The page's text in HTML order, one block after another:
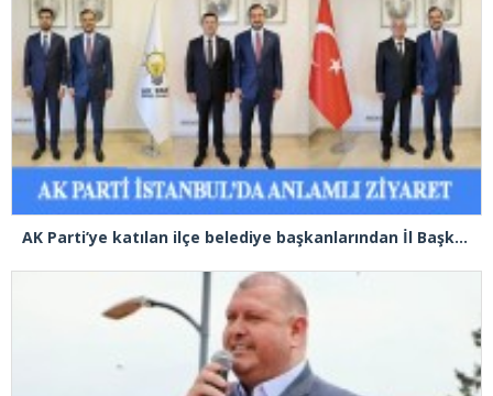
AK Parti’ye katılan ilçe belediye başkanlarından İl Başkanı Özdemir’e ziyaret